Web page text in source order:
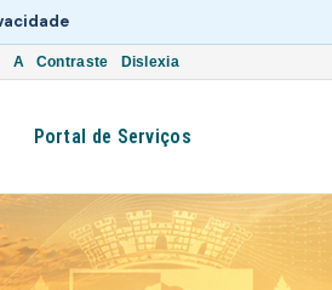
A Contraste Dislexia
Portal de Serviços